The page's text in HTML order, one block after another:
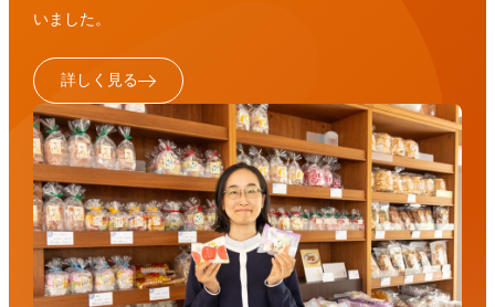
いました。
詳しく見る